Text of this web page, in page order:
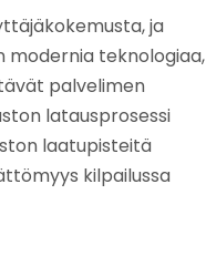
ja
modernia teknologiaa,
palvelimen
latausprosessi
laatupisteitä
kilpailussa